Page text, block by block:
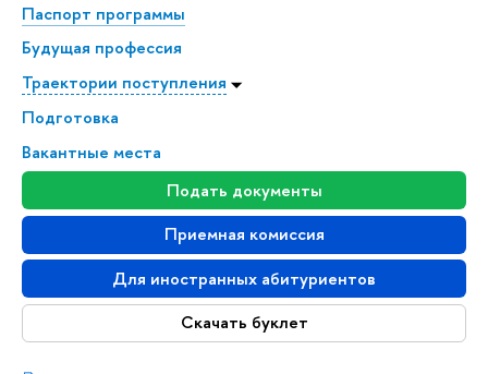
Паспорт программы
Будущая профессия
Траектории поступления
Подготовка
Вакантные места
Подать документы
Приемная комиссия
Для иностранных абитуриентов
Скачать буклет